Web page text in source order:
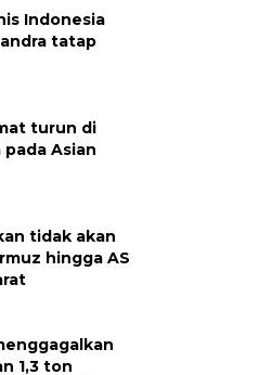
Indonesia
tatap
turun di
Asian
tidak akan
hingga AS
1,3 ton